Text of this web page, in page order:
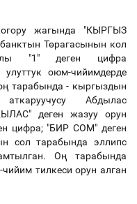
жагында "КЫРГЫЗ
Төрагасынын кол
"1" деген цифра
оюм-чийимдерде
тарабында - кыргыздын
Абдылас
деген жазуу орун
цифра; "БИР СОМ" деген
сол тарабында эллипс
Оң тарабында
тилкеси орун алган